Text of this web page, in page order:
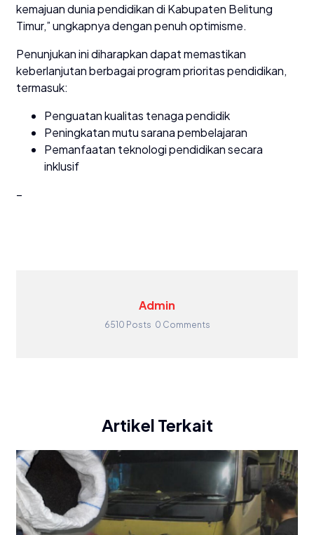
kemajuan dunia pendidikan di Kabupaten Belitung
Timur,” ungkapnya dengan penuh optimisme.
Penunjukan ini diharapkan dapat memastikan
keberlanjutan berbagai program prioritas pendidikan,
termasuk:
Penguatan kualitas tenaga pendidik
Peningkatan mutu sarana pembelajaran
Pemanfaatan teknologi pendidikan secara
inklusif
–
Admin
6510 Posts 0 Comments
Artikel Terkait